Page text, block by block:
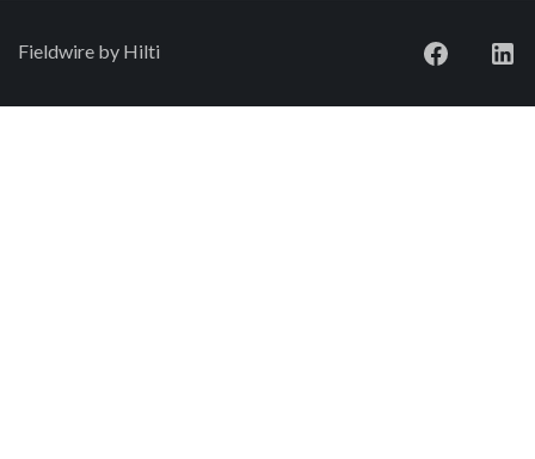
Fieldwire by Hilti